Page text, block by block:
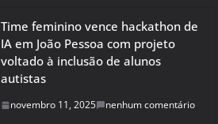
Time feminino vence hackathon de
IA em João Pessoa com projeto
voltado à inclusão de alunos
autistas
novembro 11, 2025 nenhum comentário